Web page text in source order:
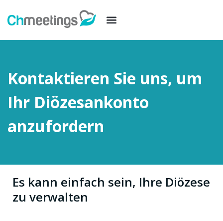
Kontaktieren Sie uns, um
Ihr Diözesankonto
anzufordern
Es kann einfach sein, Ihre Diözese
zu verwalten